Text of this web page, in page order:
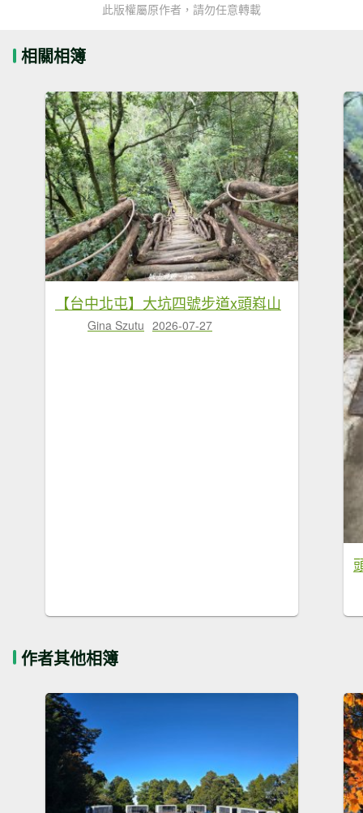
此版權屬原作者，請勿任意轉載
相關相簿
【台中北屯】大坑四號步道x頭嵙山
Gina Szutu 2026-07-27
作者其他相簿